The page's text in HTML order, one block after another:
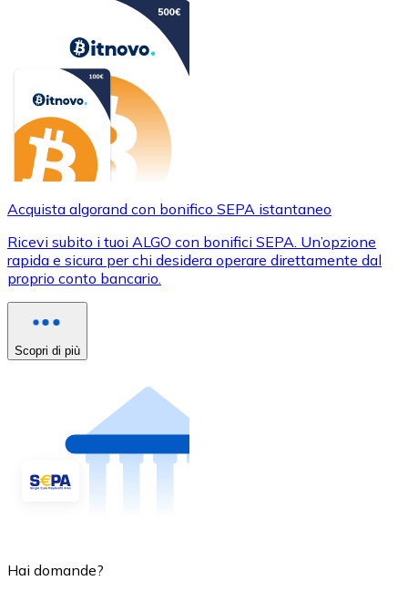
Acquista algorand con bonifico SEPA istantaneo
Ricevi subito i tuoi ALGO con bonifici SEPA. Un’opzione
rapida e sicura per chi desidera operare direttamente dal
proprio conto bancario.
Scopri di più
Hai domande?